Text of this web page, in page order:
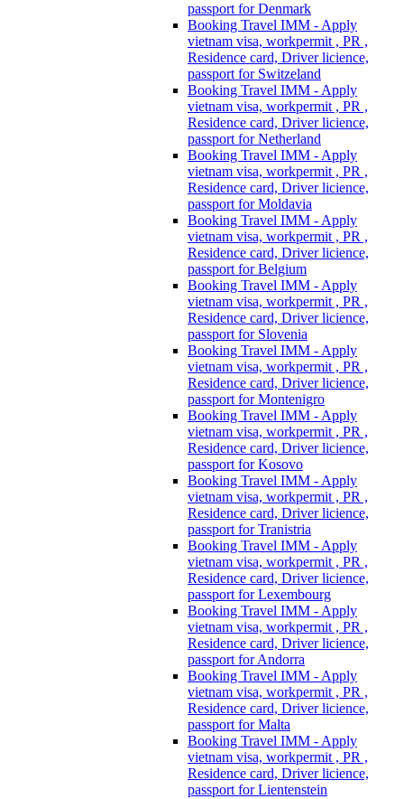
passport for Denmark
Booking Travel IMM - Apply
vietnam visa, workpermit , PR ,
Residence card, Driver licience,
passport for Switzeland
Booking Travel IMM - Apply
vietnam visa, workpermit , PR ,
Residence card, Driver licience,
passport for Netherland
Booking Travel IMM - Apply
vietnam visa, workpermit , PR ,
Residence card, Driver licience,
passport for Moldavia
Booking Travel IMM - Apply
vietnam visa, workpermit , PR ,
Residence card, Driver licience,
passport for Belgium
Booking Travel IMM - Apply
vietnam visa, workpermit , PR ,
Residence card, Driver licience,
passport for Slovenia
Booking Travel IMM - Apply
vietnam visa, workpermit , PR ,
Residence card, Driver licience,
passport for Montenigro
Booking Travel IMM - Apply
vietnam visa, workpermit , PR ,
Residence card, Driver licience,
passport for Kosovo
Booking Travel IMM - Apply
vietnam visa, workpermit , PR ,
Residence card, Driver licience,
passport for Tranistria
Booking Travel IMM - Apply
vietnam visa, workpermit , PR ,
Residence card, Driver licience,
passport for Lexembourg
Booking Travel IMM - Apply
vietnam visa, workpermit , PR ,
Residence card, Driver licience,
passport for Andorra
Booking Travel IMM - Apply
vietnam visa, workpermit , PR ,
Residence card, Driver licience,
passport for Malta
Booking Travel IMM - Apply
vietnam visa, workpermit , PR ,
Residence card, Driver licience,
passport for Lientenstein